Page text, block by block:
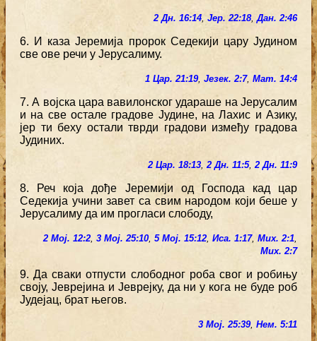
2 Дн. 16:14, Јер. 22:18,Дан. 2:46
6. И каза Јеремија пророк Седекији цару Јудином
све ове речи у Јерусалиму.
1 Цар. 21:19, Језек. 2:7, Мат. 14:4
7. А војска цара вавилонског удараше на Јерусалим
и на све остале градове Јудине, на Лахис и Азику,
јер ти беху остали тврди градови између градова
Јудиних.
2 Цар. 18:13,2 Дн. 11:5,2 Дн. 11:9
8. Реч која дође Јеремији од Господа кад цар
Седекија учини завет са свим народом који беше у
Јерусалиму да им прогласи слободу,
2 Мој. 12:2, 3 Мој. 25:10, 5 Мој. 15:12, Иса. 1:17, Мих. 2:1,
Мих. 2:7
9. Да сваки отпусти слободног роба свог и робињу
своју, Јеврејина и Јеврејку, да ни у кога не буде роб
Јудејац, брат његов.
3 Мој. 25:39, Нем. 5:11